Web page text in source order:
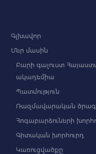
Գլխավոր
Մեր մասին
Բարի գալուստ
ակադեմիա
Պատմություն
Ռազմավարական
Հոգաբարձուների
Գիտական խորհուրդ
Կառուցվածքը